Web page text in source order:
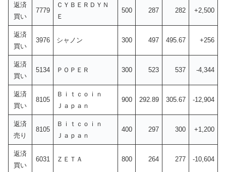
返済
買い
7779
ＣＹＢＥＲＤＹＮ
Ｅ
500 287 282 +2,500
返済
買い
3976 シャノン 300 497 495.67 +256
返済
買い
5134 ＰＯＰＥＲ 300 523 537 -4,344
返済
買い
8105
Ｂｉｔｃｏｉｎ
Ｊａｐａｎ
900 292.89 305.67 -12,904
返済
売り
8105
Ｂｉｔｃｏｉｎ
Ｊａｐａｎ
400 297 300 +1,200
返済
買い
6031 ＺＥＴＡ 800 264 277 -10,604